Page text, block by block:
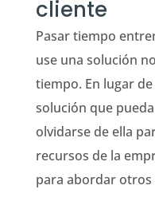
cliente
Pasar tiempo
use una solución
tiempo. En lugar
solución que
olvidarse de ella
recursos de la
para abordar otros